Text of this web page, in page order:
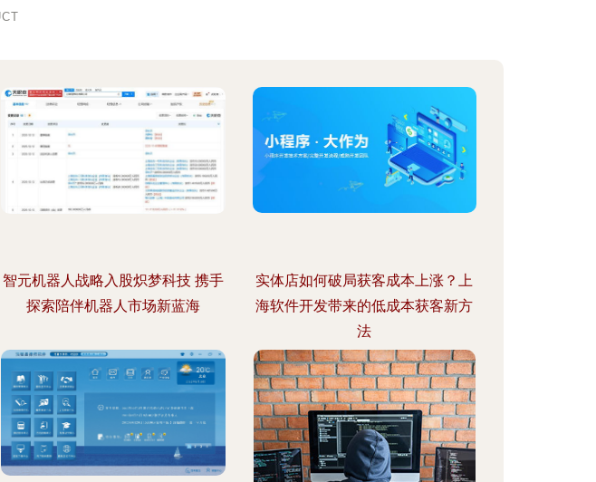
智元机器人战略入股炽梦科技 携手
探索陪伴机器人市场新蓝海
实体店如何破局获客成本上涨？上
海软件开发带来的低成本获客新方
法